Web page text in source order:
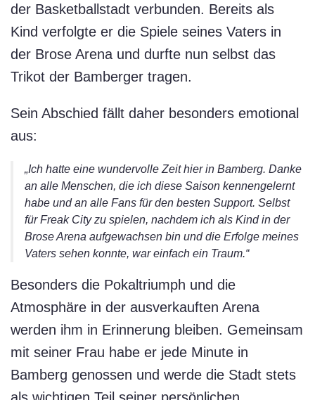
der Basketballstadt verbunden. Bereits als
Kind verfolgte er die Spiele seines Vaters in
der Brose Arena und durfte nun selbst das
Trikot der Bamberger tragen.
Sein Abschied fällt daher besonders emotional
aus:
„Ich hatte eine wundervolle Zeit hier in Bamberg. Danke
an alle Menschen, die ich diese Saison kennengelernt
habe und an alle Fans für den besten Support. Selbst
für Freak City zu spielen, nachdem ich als Kind in der
Brose Arena aufgewachsen bin und die Erfolge meines
Vaters sehen konnte, war einfach ein Traum.“
Besonders die Pokaltriumph und die
Atmosphäre in der ausverkauften Arena
werden ihm in Erinnerung bleiben. Gemeinsam
mit seiner Frau habe er jede Minute in
Bamberg genossen und werde die Stadt stets